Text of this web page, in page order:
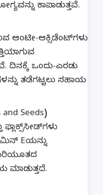
ಕಾಪಾಡುತ್ತವೆ.
ಆಂಟೀ-ಆಕ್ಸಿಡೆಂಟ್‌ಗಳು
ದಿನಕ್ಕೆ ಒಂದು-ಎರಡು
ತಡೆಗಟ್ಟಲು ಸಹಾಯ
Seeds)
Eಯನ್ನು
ಮಾಡುತ್ತದೆ.